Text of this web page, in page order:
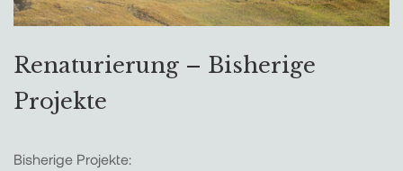
Renaturierung – Bisherige
Projekte
Bisherige Projekte: